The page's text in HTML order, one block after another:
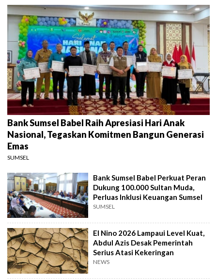
Bank Sumsel Babel Raih Apresiasi Hari Anak
Nasional, Tegaskan Komitmen Bangun Generasi
Emas
SUMSEL
Bank Sumsel Babel Perkuat Peran
Dukung 100.000 Sultan Muda,
Perluas Inklusi Keuangan Sumsel
SUMSEL
El Nino 2026 Lampaui Level Kuat,
Abdul Azis Desak Pemerintah
Serius Atasi Kekeringan
NEWS